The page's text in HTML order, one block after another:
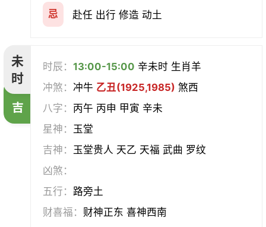
忌 赴任 出行 修造 动土
未
时
吉
时辰：13:00-15:00 辛未时 生肖羊
冲煞：冲牛 乙丑(1925,1985) 煞西
八字： 丙午 丙申 甲寅 辛未
星神： 玉堂
吉神： 玉堂贵人 天乙 天福 武曲 罗纹
凶煞：
五行：路旁土
财喜福： 财神正东 喜神西南